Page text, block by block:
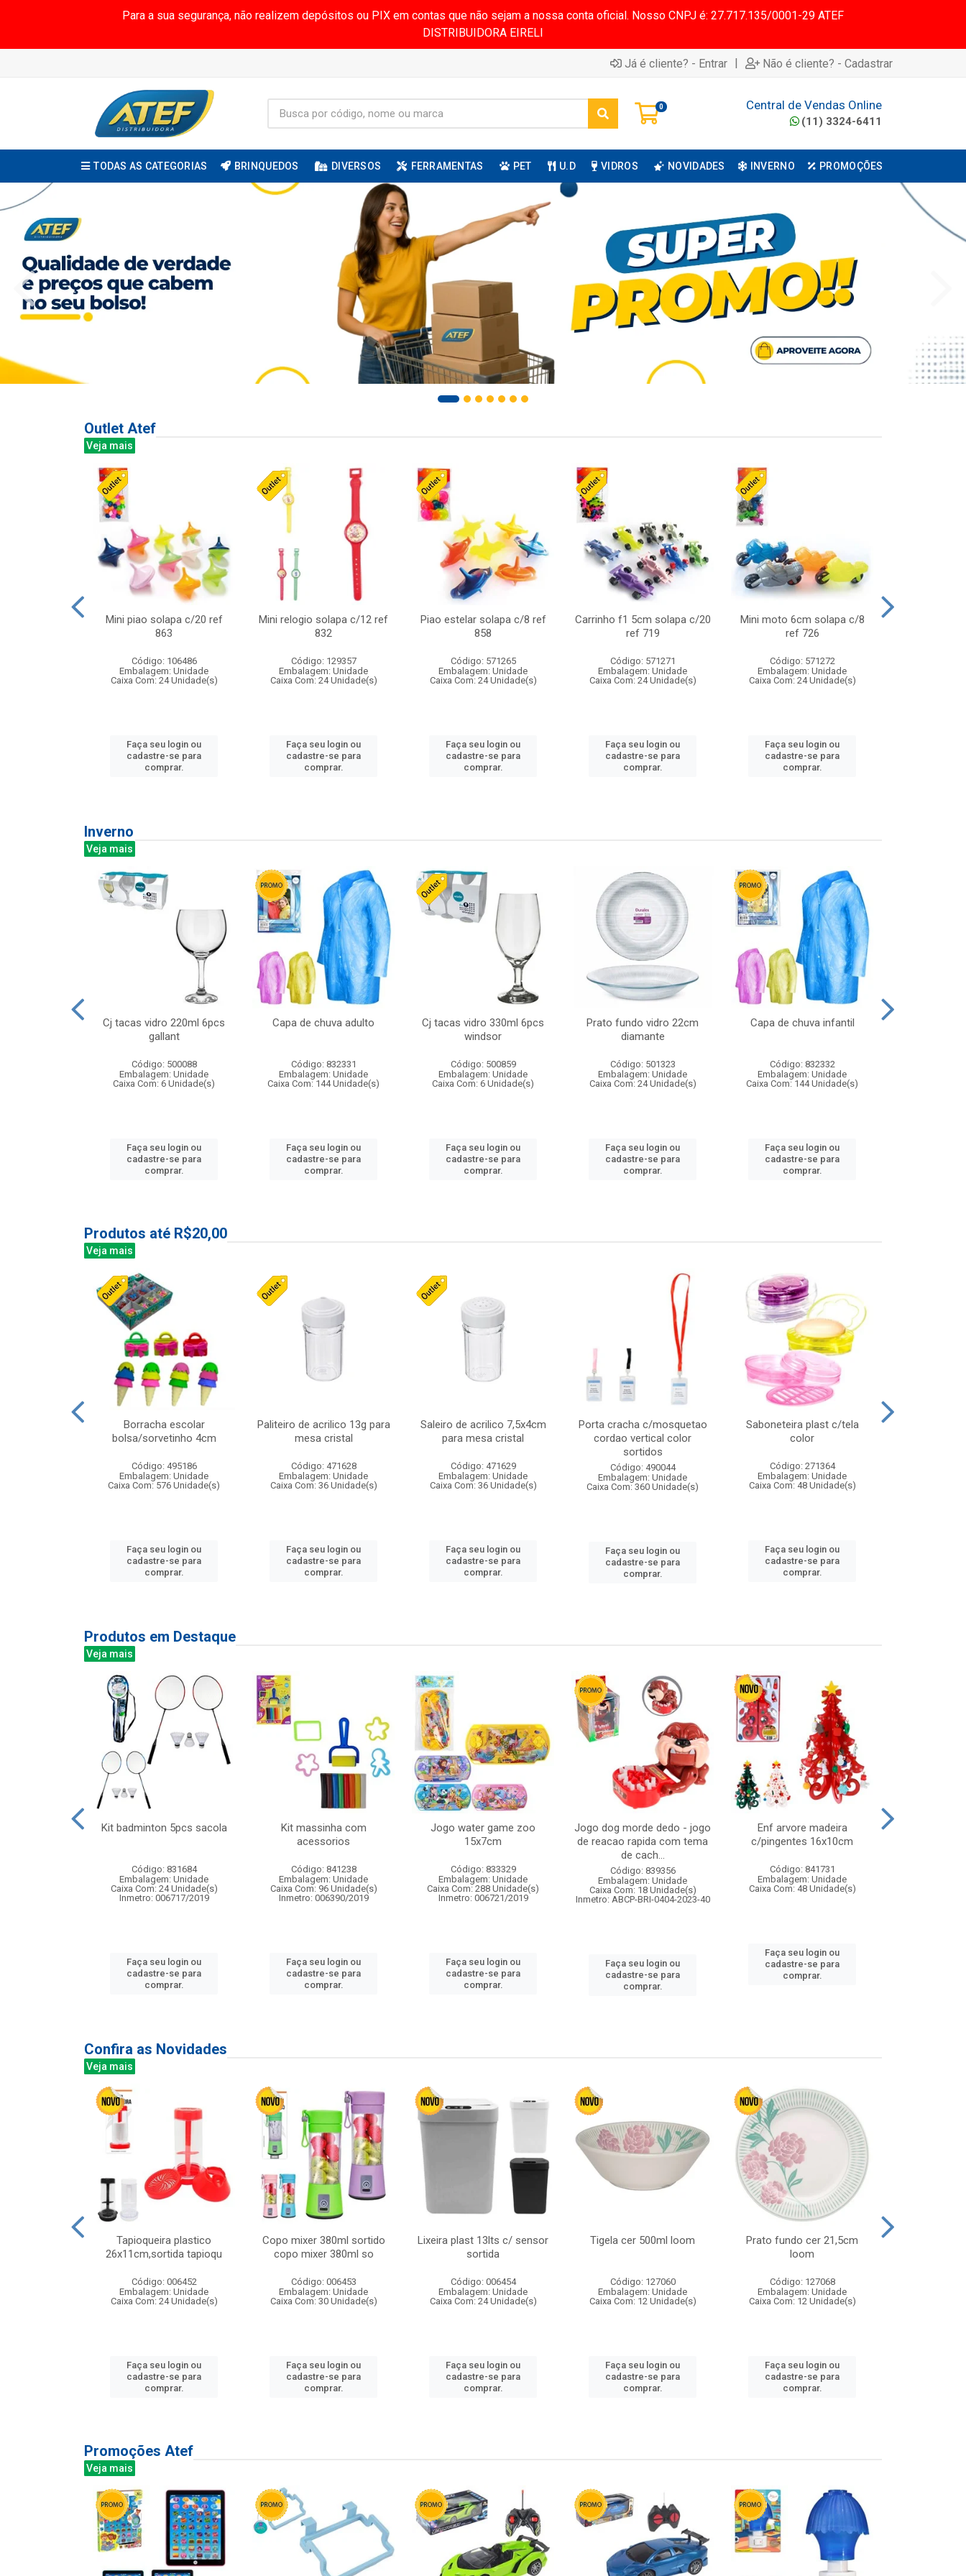
Para a sua segurança, não realizem depósitos ou PIX em contas que não sejam a nossa conta oficial. Nosso CNPJ é: 27.717.135/0001-29 ATEF
DISTRIBUIDORA EIRELI
Já é cliente? - Entrar | Não é cliente? - Cadastrar
0 Central de Vendas Online
(11) 3324-6411
TODAS AS CATEGORIAS BRINQUEDOS DIVERSOS FERRAMENTAS PET U.D VIDROS NOVIDADES INVERNO PROMOÇÕES
Outlet Atef
Veja mais
Mini piao solapa c/20 ref
863
Código: 106486
Embalagem: Unidade
Caixa Com: 24 Unidade(s)
Faça seu login ou
cadastre-se para
comprar.
Mini relogio solapa c/12 ref
832
Código: 129357
Embalagem: Unidade
Caixa Com: 24 Unidade(s)
Faça seu login ou
cadastre-se para
comprar.
Piao estelar solapa c/8 ref
858
Código: 571265
Embalagem: Unidade
Caixa Com: 24 Unidade(s)
Faça seu login ou
cadastre-se para
comprar.
Carrinho f1 5cm solapa c/20
ref 719
Código: 571271
Embalagem: Unidade
Caixa Com: 24 Unidade(s)
Faça seu login ou
cadastre-se para
comprar.
Mini moto 6cm solapa c/8
ref 726
Código: 571272
Embalagem: Unidade
Caixa Com: 24 Unidade(s)
Faça seu login ou
cadastre-se para
comprar.
Inverno
Veja mais
Cj tacas vidro 220ml 6pcs
gallant
Código: 500088
Embalagem: Unidade
Caixa Com: 6 Unidade(s)
Faça seu login ou
cadastre-se para
comprar.
Capa de chuva adulto
Código: 832331
Embalagem: Unidade
Caixa Com: 144 Unidade(s)
Faça seu login ou
cadastre-se para
comprar.
Cj tacas vidro 330ml 6pcs
windsor
Código: 500859
Embalagem: Unidade
Caixa Com: 6 Unidade(s)
Faça seu login ou
cadastre-se para
comprar.
Prato fundo vidro 22cm
diamante
Código: 501323
Embalagem: Unidade
Caixa Com: 24 Unidade(s)
Faça seu login ou
cadastre-se para
comprar.
Capa de chuva infantil
Código: 832332
Embalagem: Unidade
Caixa Com: 144 Unidade(s)
Faça seu login ou
cadastre-se para
comprar.
Produtos até R$20,00
Veja mais
Borracha escolar
bolsa/sorvetinho 4cm
Código: 495186
Embalagem: Unidade
Caixa Com: 576 Unidade(s)
Faça seu login ou
cadastre-se para
comprar.
Paliteiro de acrilico 13g para
mesa cristal
Código: 471628
Embalagem: Unidade
Caixa Com: 36 Unidade(s)
Faça seu login ou
cadastre-se para
comprar.
Saleiro de acrilico 7,5x4cm
para mesa cristal
Código: 471629
Embalagem: Unidade
Caixa Com: 36 Unidade(s)
Faça seu login ou
cadastre-se para
comprar.
Porta cracha c/mosquetao
cordao vertical color
sortidos
Código: 490044
Embalagem: Unidade
Caixa Com: 360 Unidade(s)
Faça seu login ou
cadastre-se para
comprar.
Saboneteira plast c/tela
color
Código: 271364
Embalagem: Unidade
Caixa Com: 48 Unidade(s)
Faça seu login ou
cadastre-se para
comprar.
Produtos em Destaque
Veja mais
Kit badminton 5pcs sacola
Código: 831684
Embalagem: Unidade
Caixa Com: 24 Unidade(s)
Inmetro: 006717/2019
Faça seu login ou
cadastre-se para
comprar.
Kit massinha com
acessorios
Código: 841238
Embalagem: Unidade
Caixa Com: 96 Unidade(s)
Inmetro: 006390/2019
Faça seu login ou
cadastre-se para
comprar.
Jogo water game zoo
15x7cm
Código: 833329
Embalagem: Unidade
Caixa Com: 288 Unidade(s)
Inmetro: 006721/2019
Faça seu login ou
cadastre-se para
comprar.
Jogo dog morde dedo - jogo
de reacao rapida com tema
de cach...
Código: 839356
Embalagem: Unidade
Caixa Com: 18 Unidade(s)
Inmetro: ABCP-BRI-0404-2023-40
Faça seu login ou
cadastre-se para
comprar.
Enf arvore madeira
c/pingentes 16x10cm
Código: 841731
Embalagem: Unidade
Caixa Com: 48 Unidade(s)
Faça seu login ou
cadastre-se para
comprar.
Confira as Novidades
Veja mais
Tapioqueira plastico
26x11cm,sortida tapioqu
Código: 006452
Embalagem: Unidade
Caixa Com: 24 Unidade(s)
Faça seu login ou
cadastre-se para
comprar.
Copo mixer 380ml sortido
copo mixer 380ml so
Código: 006453
Embalagem: Unidade
Caixa Com: 30 Unidade(s)
Faça seu login ou
cadastre-se para
comprar.
Lixeira plast 13lts c/ sensor
sortida
Código: 006454
Embalagem: Unidade
Caixa Com: 24 Unidade(s)
Faça seu login ou
cadastre-se para
comprar.
Tigela cer 500ml loom
Código: 127060
Embalagem: Unidade
Caixa Com: 12 Unidade(s)
Faça seu login ou
cadastre-se para
comprar.
Prato fundo cer 21,5cm
loom
Código: 127068
Embalagem: Unidade
Caixa Com: 12 Unidade(s)
Faça seu login ou
cadastre-se para
comprar.
Promoções Atef
Veja mais